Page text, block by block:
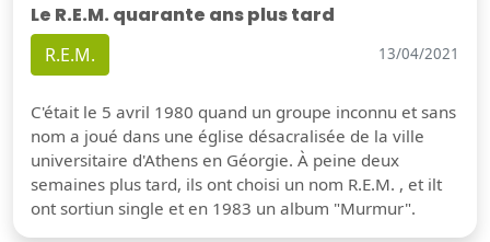
Le R.E.M. quarante ans plus tard
R.E.M. 13/04/2021
C'était le 5 avril 1980 quand un groupe inconnu et sans
nom a joué dans une église désacralisée de la ville
universitaire d'Athens en Géorgie. À peine deux
semaines plus tard, ils ont choisi un nom R.E.M. , et ilt
ont sortiun single et en 1983 un album "Murmur".